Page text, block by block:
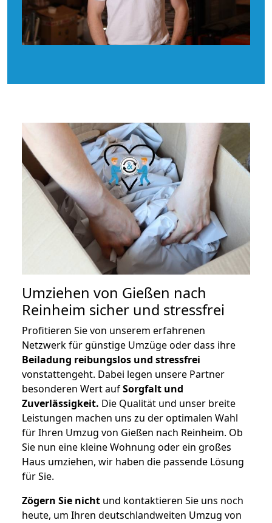
Umziehen von Gießen nach
Reinheim sicher und stressfrei
Profitieren Sie von unserem erfahrenen
Netzwerk für günstige Umzüge oder dass ihre
Beiladung reibungslos und stressfrei
vonstattengeht. Dabei legen unsere Partner
besonderen Wert aufSorgfalt und
Zuverlässigkeit. Die Qualität und unser breite
Leistungen machen uns zu der optimalen Wahl
für Ihren Umzug von Gießen nach Reinheim. Ob
Sie nun eine kleine Wohnung oder ein großes
Haus umziehen, wir haben die passende Lösung
für Sie.
Zögern Sie nicht und kontaktieren Sie uns noch
heute, um Ihren deutschlandweiten Umzug von